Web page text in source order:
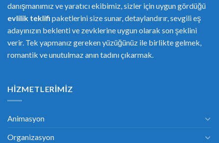
danışmanımız ve yaratıcı ekibimiz, sizler için uygun gördüğü
evlilik teklifi paketlerini size sunar, detaylandırır, sevgili eş
adayınızın beklenti ve zevklerine uygun olarak son şeklini
verir. Tek yapmanız gereken yüzüğünüz ile birlikte gelmek,
romantik ve unutulmaz anın tadını çıkarmak.
HIZMETLERIMIZ
Animasyon
Organizasyon